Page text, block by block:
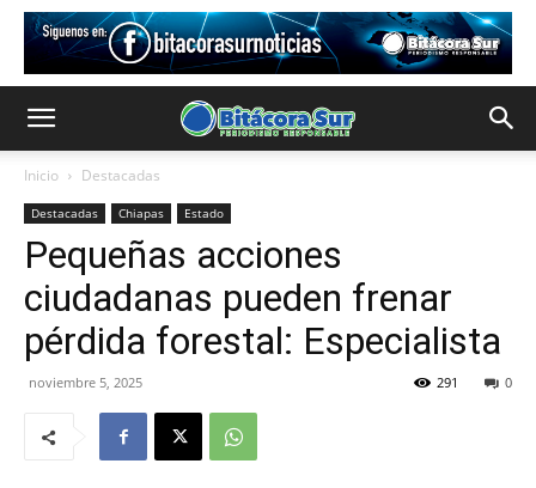
Inicio Destacadas
Destacadas Chiapas Estado
Pequeñas acciones
ciudadanas pueden frenar
pérdida forestal: Especialista
noviembre 5, 2025 0
291